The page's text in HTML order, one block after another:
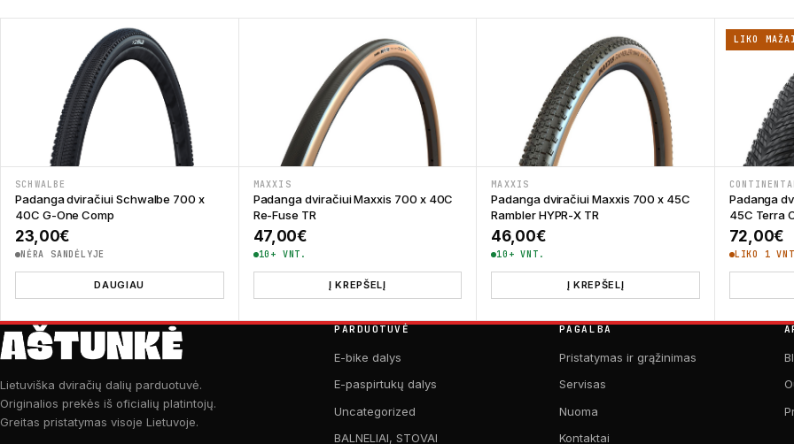
SCHWALBE
Padanga dviračiui Schwalbe 700 x
40C G-One Comp
23,00€
NĖRA SANDĖLYJE
DAUGIAU
MAXXIS
Padanga dviračiui Maxxis 700 x 40C
Re-Fuse TR
47,00€
10+ VNT.
Į KREPŠELĮ
MAXXIS
Padanga dviračiui Maxxis 700 x 45C
Rambler HYPR-X TR
46,00€
10+ VNT.
Į KREPŠELĮ
LIKO
Padanga
45C Terra
72,00€
LIKO 1
Lietuviška dviračių dalių parduotuvė.
Originalios prekės iš oficialių platintojų.
Greitas pristatymas visoje Lietuvoje.
PARDUOTUVĖ
E-bike dalys
E-paspirtukų dalys
Uncategorized
BALNELIAI, STOVAI
PAGALBA
Pristatymas ir grąžinimas
Servisas
Nuoma
Kontaktai